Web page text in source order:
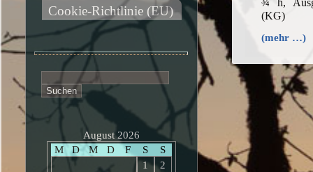
(KG)
(mehr …)
Cookie-Richtlinie (EU)
nach:
August 2026
M
D M D F S
S
1
2